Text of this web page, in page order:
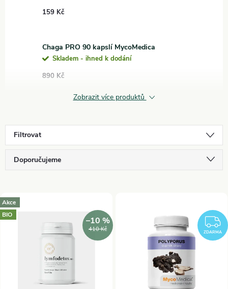
159 Kč
Chaga PRO 90 kapslí MycoMedica
Skladem - ihned k dodání
890 Kč
Zobrazit více produktů
Filtrovat
Ř
z
Doporučujeme
Nejdražší
Nejprodávanější
V
ý
Akce
BIO
410 Kč
–10 %
ZDARMA